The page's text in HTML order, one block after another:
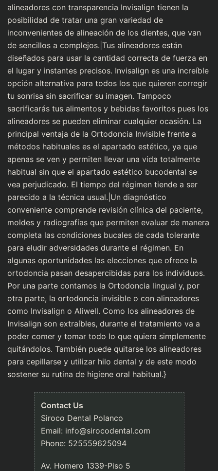
alineadores con transparencia Invisalign tienen la
posibilidad de tratar una gran variedad de
inconvenientes de alineación de los dientes, que van
de sencillos a complejos.|Tus alineadores están
diseñados para usar la cantidad correcta de fuerza en
el lugar y instantes precisos. Invisalign es una increíble
opción alternativa para todos los que quieren corregir
tu sonrisa sin sacrificar su imagen. Tampoco
sacrificarás tus alimentos y bebidas favoritos pues los
alineadores se pueden eliminar cualquier ocasión. La
principal ventaja de la Ortodoncia Invisible frente a
métodos habituales es el apartado estético, ya que
apenas se ven y permiten llevar una vida totalmente
habitual sin que el apartado estético bucodental se
vea perjudicado. El tiempo del régimen tiende a ser
parecido a la técnica usual.|Un diagnóstico
conveniente comprende revisión clínica del paciente,
moldes y radiografías que permiten evaluar de manera
completa las condiciones bucales de cada tolerante
para eludir adversidades durante el régimen. En
algunas oportunidades las elecciones que ofrece la
ortodoncia pasan desapercibidas para los individuos.
Por una parte contamos la Ortodoncia lingual y, por
otra parte, la ortodoncia invisible o con alineadores
como Invisalign o Aliwell. Como los alineadores de
Invisalign son extraíbles, durante el tratamiento va a
poder comer y tomar todo lo que quiera simplemente
quitándolos. También puede quitarse los alineadores
para cepillarse y utilizar hilo dental y de este modo
sostener su rutina de higiene oral habitual.}
Contact Us
Siroco Dental Polanco
Email: info@sirocodental.com
Phone: 525559625094
Av. Homero 1339-Piso 5